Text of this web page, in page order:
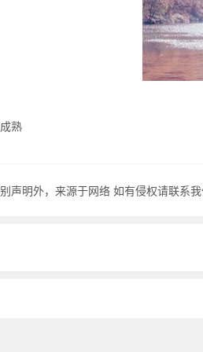
熟
声明外，来源于网络 如有侵权请联系